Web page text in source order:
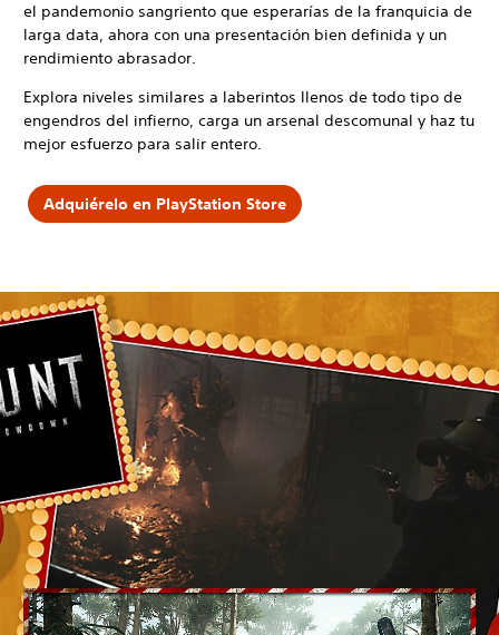
el pandemonio sangriento que esperarías de la franquicia de
larga data, ahora con una presentación bien definida y un
rendimiento abrasador.
Explora niveles similares a laberintos llenos de todo tipo de
engendros del infierno, carga un arsenal descomunal y haz tu
mejor esfuerzo para salir entero.
Adquiérelo en PlayStation Store